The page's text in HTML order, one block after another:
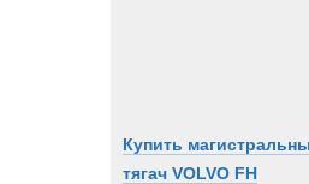
Купить
тягач VOLVO FH